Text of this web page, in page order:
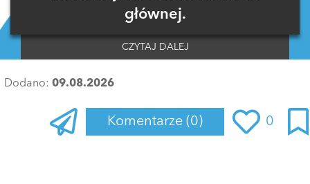
głównej.
CZYTAJ DALEJ
Dodano: 09.08.2026
Komentarze (0) 0